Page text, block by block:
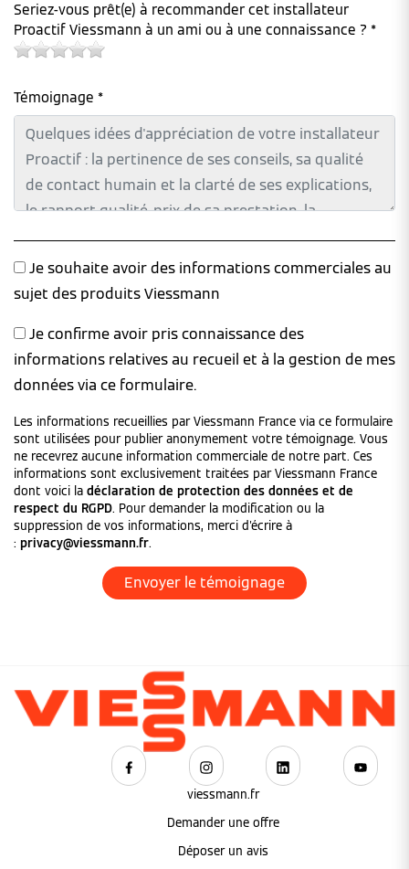
Seriez-vous prêt(e) à recommander cet installateur
Proactif Viessmann à un ami ou à une connaissance ? *
Témoignage *
Je souhaite avoir des informations commerciales au
sujet des produits Viessmann
Je confirme avoir pris connaissance des
informations relatives au recueil et à la gestion de mes
données via ce formulaire.
Les informations recueillies par Viessmann France via ce formulaire
sont utilisées pour publier anonymement votre témoignage. Vous
ne recevrez aucune information commerciale de notre part. Ces
informations sont exclusivement traitées par Viessmann France
dont voici la déclaration de protection des données et de
respect du RGPD. Pour demander la modification ou la
suppression de vos informations, merci d'écrire à
: privacy@viessmann.fr.
viessmann.fr
Demander une offre
Déposer un avis